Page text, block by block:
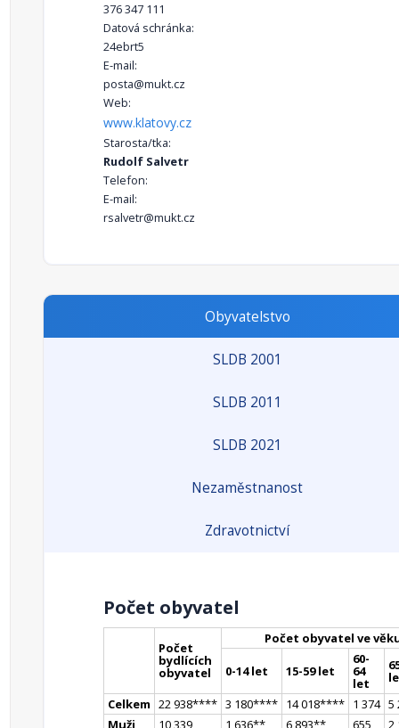
376 347 111
Datová schránka:
24ebrt5
E-mail:
posta@mukt.cz
Web:
www.klatovy.cz
Starosta/tka:
Rudolf Salvetr
Telefon:
E-mail:
rsalvetr@mukt.cz
Obyvatelstvo
SLDB 2001
SLDB 2011
SLDB 2021
Nezaměstnanost
Zdravotnictví
Počet obyvatel
Počet
bydlících
obyvatel
Počet obyvatel ve
0-14 let 15-59 let
60-
64
let
Celkem 22 938**** 3 180**** 14 018**** 1 374 5
Muži
10 339 1 636** 6 893** 655 2